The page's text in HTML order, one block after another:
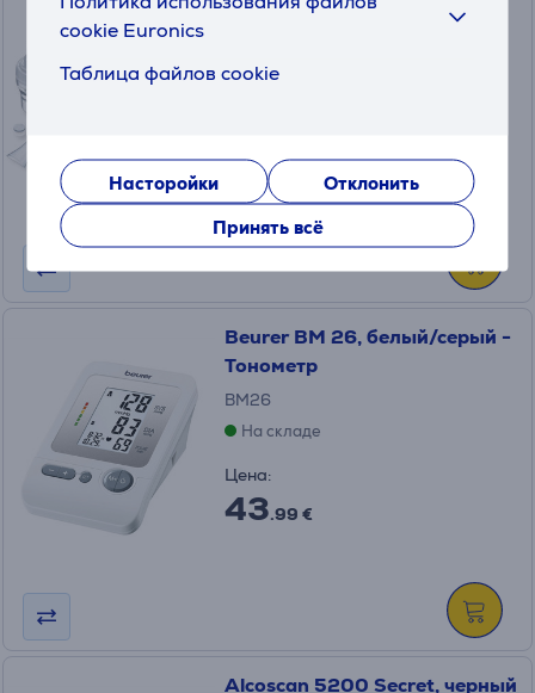
cookie Euronics
Таблица файлов cookie
Насторойки
Отклонить
Принять всё
аксессуаров для ингалятора
На складе
20.99 €
Beurer BM 26, белый/серый -
Тонометр
BM26
На складе
Цена:
43.99 €
Alcoscan 5200 Secret, черный